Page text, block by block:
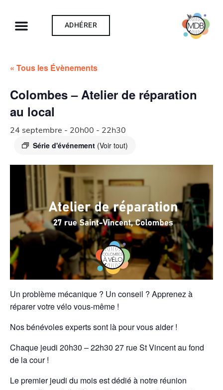
ADHÉRER
« Tous les Évènements
Colombes – Atelier de réparation
au local
24 septembre - 20h00 - 22h30
Série d'événement (Voir tout)
Un problème mécanique ? Un conseil ? Apprenez à
réparer votre vélo vous-même !
Nos bénévoles experts sont là pour vous aider !
Chaque jeudi 20h30 – 22h30 27 rue St Vincent au fond
de la cour !
Le premier jeudi du mois est dédié à notre réunion